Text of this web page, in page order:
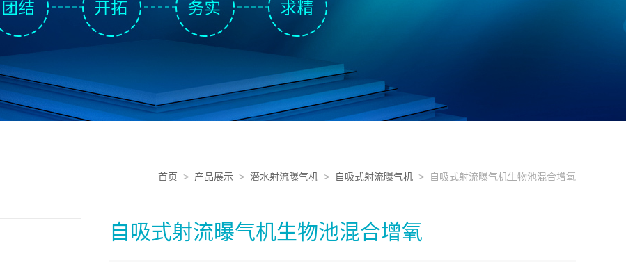
首页 > 产品展示 > 潜水射流曝气机 > 自吸式射流曝气机 > 自吸式射流曝气机生物池混合增氧
自吸式射流曝气机生物池混合增氧